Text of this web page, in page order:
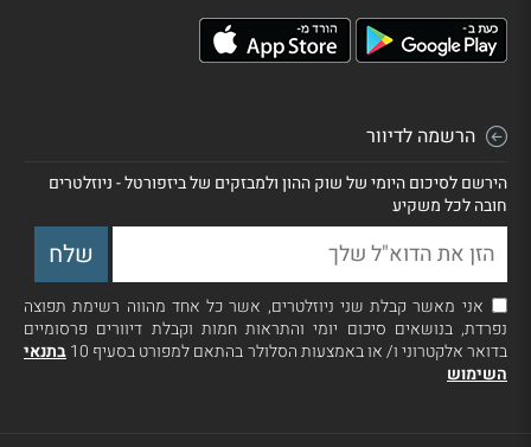
הרשמה לדיוור
הירשם לסיכום היומי של שוק ההון ולמבזקים של ביזפורטל - ניוזלטרים
חובה לכל משקיע
אני מאשר קבלת שני ניוזלטרים, אשר כל אחד מהווה רשימת תפוצה
נפרדת, בנושאים סיכום יומי והתראות חמות וקבלת דיוורים פרסומיים
בדואר אלקטרוני ו/ או באמצעות הסלולר בהתאם למפורט בסעיף 10
בתנאי
השימוש